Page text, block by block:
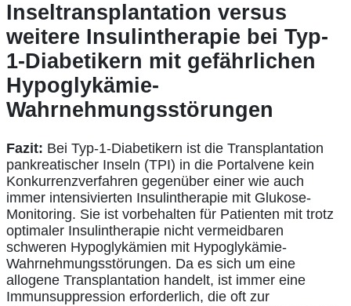
Inseltransplantation versus
weitere Insulintherapie bei Typ-
1-Diabetikern mit gefährlichen
Hypoglykämie-
Wahrnehmungsstörungen
Fazit: Bei Typ-1-Diabetikern ist die Transplantation
pankreatischer Inseln (TPI) in die Portalvene kein
Konkurrenzverfahren gegenüber einer wie auch
immer intensivierten Insulintherapie mit Glukose-
Monitoring. Sie ist vorbehalten für Patienten mit trotz
optimaler Insulintherapie nicht vermeidbaren
schweren Hypoglykämien mit Hypoglykämie-
Wahrnehmungsstörungen. Da es sich um eine
allogene Transplantation handelt, ist immer eine
Immunsuppression erforderlich, die oft zur